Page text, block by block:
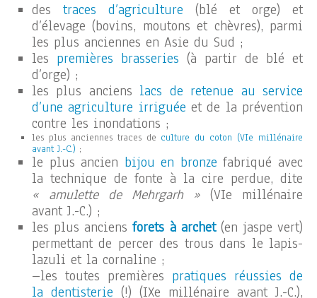
des traces d’agriculture (blé et orge) et
d’élevage (bovins, moutons et chèvres), parmi
les plus anciennes en Asie du Sud ;
les premières brasseries (à partir de blé et
d’orge) ;
les plus anciens lacs de retenue au service
d’une agriculture irriguée et de la prévention
contre les inondations ;
les plus anciennes traces de culture du coton (VIe millénaire
avant J.-C.) ;
le plus ancien bijou en bronze fabriqué avec
la technique de fonte à la cire perdue, dite
« amulette de Mehrgarh » (VIe millénaire
avant J.-C.) ;
les plus anciensforets à archet(en jaspe vert)
permettant de percer des trous dans le lapis-
lazuli et la cornaline ;
–les toutes premières pratiques réussies de
la dentisterie (!) (IXe millénaire avant J.-C.),